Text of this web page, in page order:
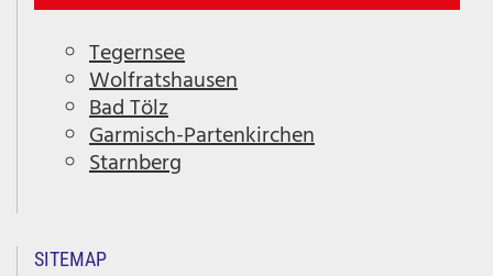
Tegernsee
Wolfratshausen
Bad Tölz
Garmisch-Partenkirchen
Starnberg
SITEMAP